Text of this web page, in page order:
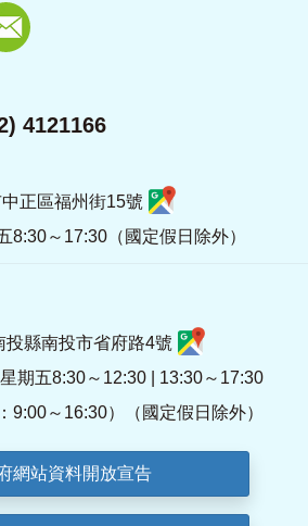
4121166
正區福州街15號
8:30～17:30（國定假日除外）
投縣南投市省府路4號
期五8:30～12:30 | 13:30～17:30
9:00～16:30）（國定假日除外）
網站資料開放宣告